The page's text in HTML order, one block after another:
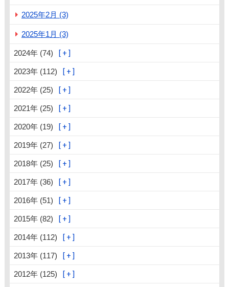
2025年2月 (3)
2025年1月 (3)
2024年 (74)
2023年 (112)
2022年 (25)
2021年 (25)
2020年 (19)
2019年 (27)
2018年 (25)
2017年 (36)
2016年 (51)
2015年 (82)
2014年 (112)
2013年 (117)
2012年 (125)